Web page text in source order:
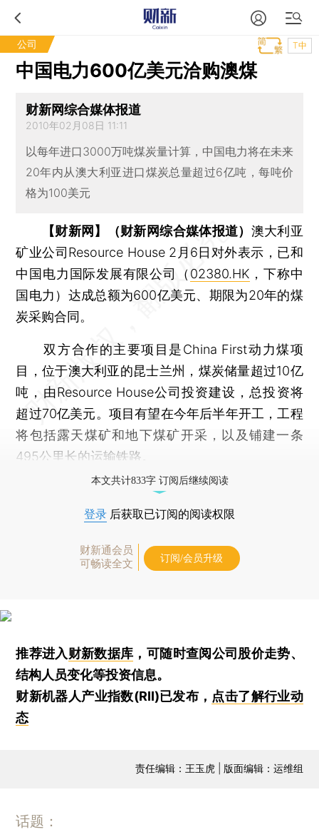
公司 T中
中国电力600亿美元洽购澳煤
财新网综合媒体报道
2010年02月08日 11:11
以每年进口3000万吨煤炭量计算，中国电力将在未来
20年内从澳大利亚进口煤炭总量超过6亿吨，每吨价
格为100美元
【财新网】（财新网综合媒体报道） 澳大利亚
矿业公司Resource House 2月6日对外表示，已和
中国电力国际发展有限公司（ 02380.HK ，下称中
国电力）达成总额为600亿美元、期限为20年的煤
炭采购合同。
双方合作的主要项目是China First动力煤项
目，位于澳大利亚的昆士兰州，煤炭储量超过10亿
吨，由Resource House公司投资建设，总投资将
超过70亿美元。项目有望在今年后半年开工，工程
将包括露天煤矿和地下煤矿开采，以及铺建一条
495公里长的运输铁路。
本文共计833字 订阅后继续阅读
登录 后获取已订阅的阅读权限
财新通会员
可畅读全文
订阅/会员升级
推荐进入财新数据库 ，可随时查阅公司股价走势、
结构人员变化等投资信息。
财新机器人产业指数(RII)已发布， 点击了解行业动
态
责任编辑：王玉虎 | 版面编辑：运维组
话题：